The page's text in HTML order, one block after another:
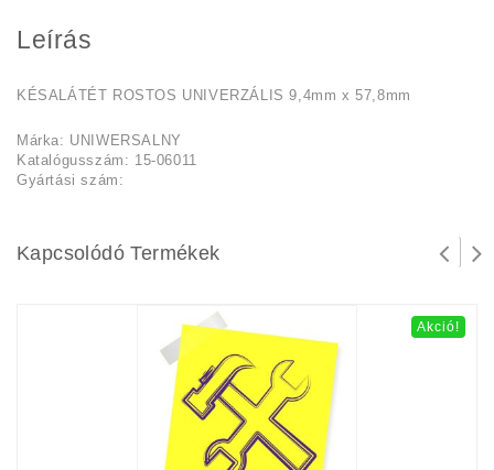
Leírás
KÉSALÁTÉT ROSTOS UNIVERZÁLIS 9,4mm x 57,8mm
Márka: UNIWERSALNY
Katalógusszám: 15-06011
Gyártási szám:
Kapcsolódó Termékek
Akció!